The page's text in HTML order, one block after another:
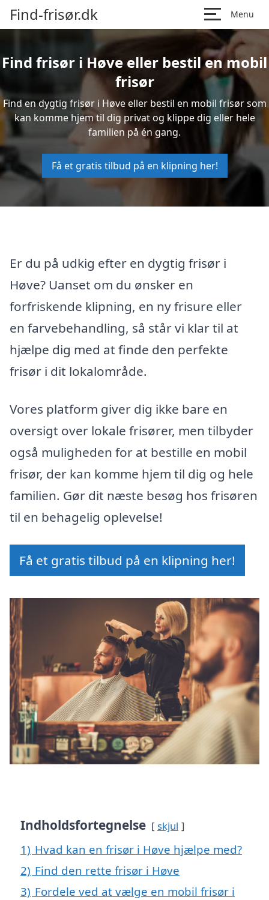
Find-frisør.dk Menu
Find frisør i Høve eller bestil en mobil
frisør
Find en dygtig frisør i Høve eller bestil en mobil frisør som
kan komme hjem til dig privat og klippe dig eller hele
familien på én gang.
Få et gratis tilbud på en klipning her!
Er du på udkig efter en dygtig frisør i
Høve? Uanset om du ønsker en
forfriskende klipning, en ny frisure eller
en farvebehandling, så står vi klar til at
hjælpe dig med at finde den perfekte
frisør i dit lokalområde.
Vores platform giver dig ikke bare en
oversigt over lokale frisører, men tilbyder
også muligheden for at bestille en mobil
frisør, der kan komme hjem til dig og hele
familien. Gør dit næste besøg hos frisøren
til en behagelig oplevelse!
Få et gratis tilbud på en klipning her!
Indholdsfortegnelse skjul
1) Hvad kan en frisør i Høve hjælpe med?
2) Find den rette frisør i Høve
3) Fordele ved at vælge en mobil frisør i